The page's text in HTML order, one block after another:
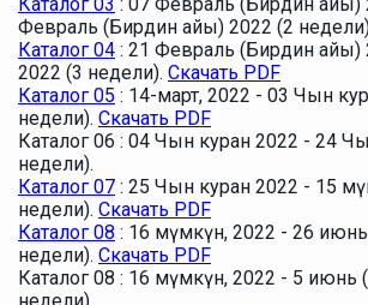
Февраль (Бирдин айы) 2022 (2
Каталог 04 : 21 Февраль (Бирдин айы)
2022 (3 недели). Скачать PDF
Каталог 05 : 14-март, 2022 - 03 Чын
недели). Скачать PDF
Каталог 06 : 04 Чын куран 2022 - 24
недели).
Каталог 07 : 25 Чын куран 2022 - 15
недели). Скачать PDF
Каталог 08 : 16 мүмкүн, 2022 - 26
недели). Скачать PDF
Каталог 08 : 16 мүмкүн, 2022 - 5 июнь